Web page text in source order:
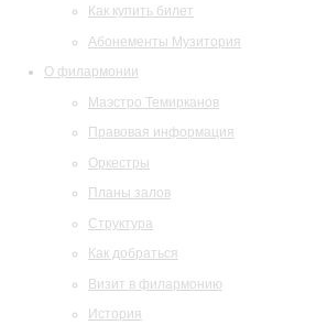
Как купить билет
Абонементы Музитория
О филармонии
Маэстро Темирканов
Правовая информация
Оркестры
Планы залов
Структура
Как добраться
Визит в филармонию
История